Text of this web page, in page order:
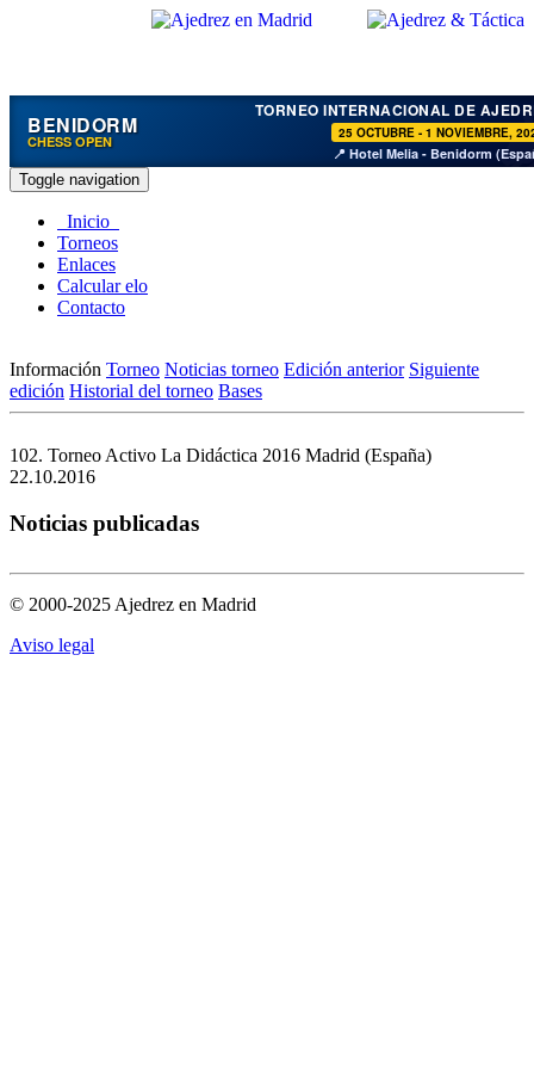
BENIDORM
CHESS OPEN
TORNEO INTERNACIONAL DE
25 OCTUBRE - 1 NOVIEMBRE,
📍 Hotel Melia - Benidorm
Toggle navigation
Inicio
Torneos
Enlaces
Calcular elo
Contacto
Información Torneo Noticias torneo Edición anterior Siguiente
edición Historial del torneo Bases
102. Torneo Activo La Didáctica 2016 Madrid (España)
22.10.2016
Noticias publicadas
© 2000-2025 Ajedrez en Madrid
Aviso legal